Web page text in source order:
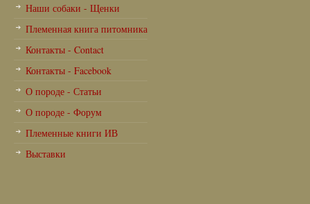
Наши собаки - Щенки
Племенная книга питомника
Контакты - Contact
Контакты - Facebook
О породе - Статьи
О породе - Форум
Племенные книги ИВ
Выставки